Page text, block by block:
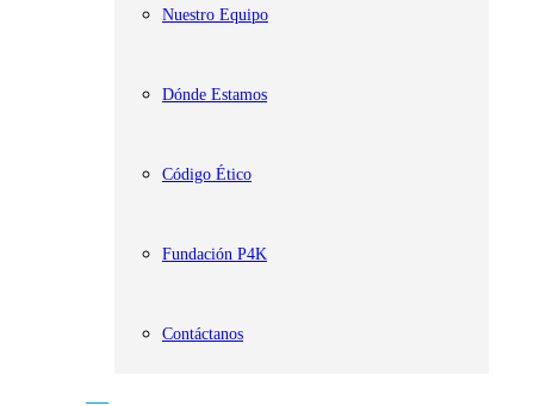
Nuestro Equipo
Dónde Estamos
Código Ético
Fundación P4K
Contáctanos